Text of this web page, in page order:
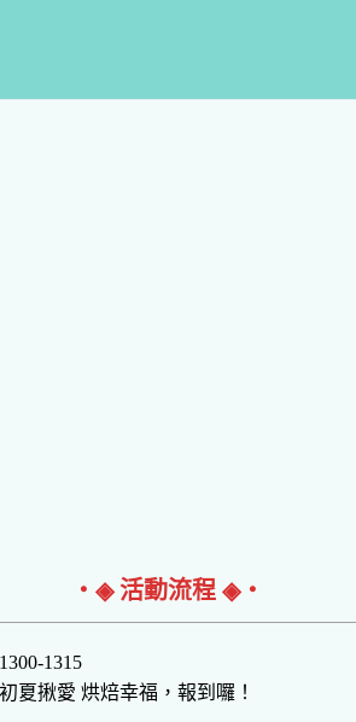
‧◈ 活動流程 ◈‧
1300-1315
初夏揪愛 烘焙幸福，報到囉！